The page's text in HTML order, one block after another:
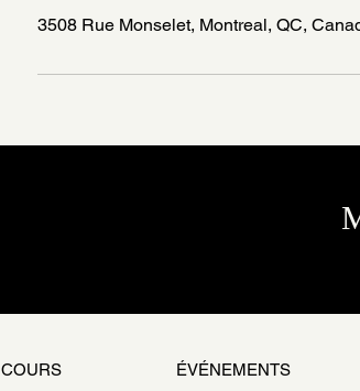
3508 Rue Monselet, Montreal, QC,
COURS ÉVÉNEMENTS